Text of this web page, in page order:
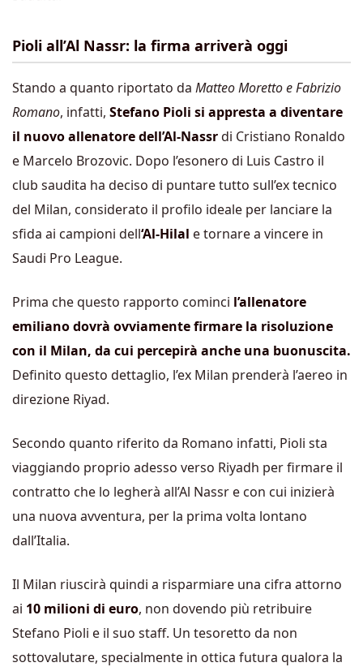
Pioli all’Al Nassr: la firma arriverà oggi
Stando a quanto riportato da Matteo Moretto e Fabrizio
Romano, infatti, Stefano Pioli si appresta a diventare
il nuovo allenatore dell’Al-Nassrdi Cristiano Ronaldo
e Marcelo Brozovic. Dopo l’esonero di Luis Castro il
club saudita ha deciso di puntare tutto sull’ex tecnico
del Milan, considerato il profilo ideale per lanciare la
sfida ai campioni dell‘Al-Hilal e tornare a vincere in
Saudi Pro League.
Prima che questo rapporto cominci l’allenatore
emiliano dovrà ovviamente firmare la risoluzione
con il Milan, da cui percepirà anche una buonuscita.
Definito questo dettaglio, l’ex Milan prenderà l’aereo in
direzione Riyad.
Secondo quanto riferito da Romano infatti, Pioli sta
viaggiando proprio adesso verso Riyadh per firmare il
contratto che lo legherà all’Al Nassr e con cui inizierà
una nuova avventura, per la prima volta lontano
dall’Italia.
Il Milan riuscirà quindi a risparmiare una cifra attorno
ai 10 milioni di euro, non dovendo più retribuire
Stefano Pioli e il suo staff. Un tesoretto da non
sottovalutare, specialmente in ottica futura qualora la